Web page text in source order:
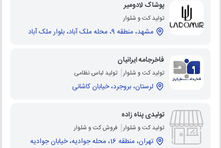
پوشاک لادومیر
تولید کت و شلوار
مشهد، منطقه 9، محله ملک آباد، بلوار ملک آباد
فاخرجامه ایرانیان
تولید کت و شلوار تولید لباس نظامی
لرستان، بروجرد، خیابان کاشانی
تولیدی پناه زاده
تولید کت و شلوار فروش کت و شلوار
تهران، منطقه 16، محله جوادیه، خیابان جوادیه